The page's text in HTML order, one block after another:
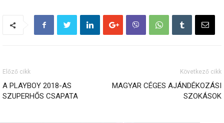
Előző cikk
A PLAYBOY 2018-AS
SZUPERHŐS CSAPATA
Következő cikk
MAGYAR CÉGES AJÁNDÉKOZÁSI
SZOKÁSOK